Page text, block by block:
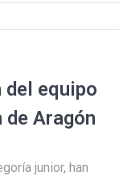
m
p
tir
del equipo
de Aragón
junior, han